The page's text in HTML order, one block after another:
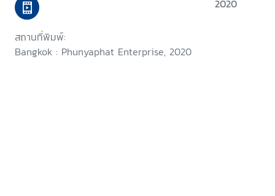
สถานที่พิมพ์:
Bangkok : Phunyaphat Enterprise, 2020
2020